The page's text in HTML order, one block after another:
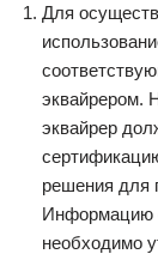
Для
эквайрером.
эквайрер
решения для
Информацию
необходимо